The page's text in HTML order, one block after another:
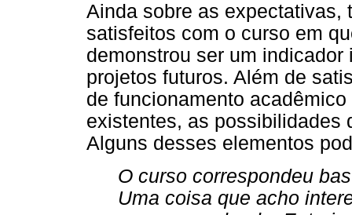
Ainda sobre as expectativas,
satisfeitos com o curso em
demonstrou ser um
projetos futuros. Além de
de funcionamento
existentes, as possibilidades
Alguns desses elementos
O curso correspondeu
Uma coisa que acho